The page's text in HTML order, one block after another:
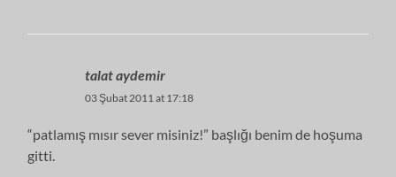
talat aydemir
03 Şubat 2011 at 17:18
“patlamış mısır sever misiniz!” başlığı benim de hoşuma
gitti.